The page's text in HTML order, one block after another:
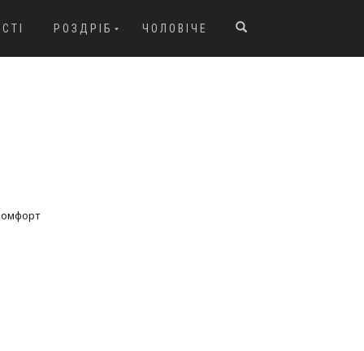
РОЗДРІБ ЧОЛОВІЧЕ